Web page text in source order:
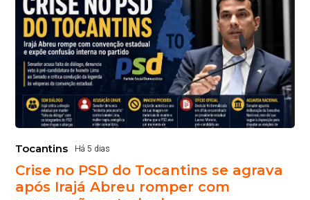
Tocantins Há 5 dias
Crise no PSD do Tocantins se agrava
após Irajá Abreu romper com